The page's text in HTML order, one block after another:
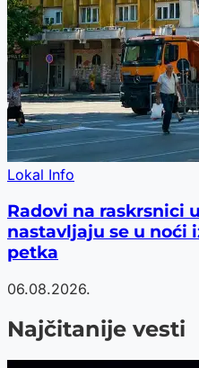
Lokal Info
Radovi na raskrsnici
nastavljaju se u noći
petka
06.08.2026.
Najčitanije vesti